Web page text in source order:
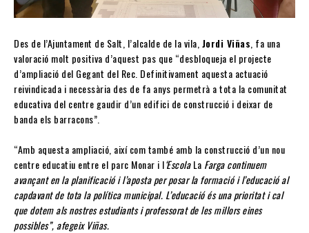
Des de l’Ajuntament de Salt, l’alcalde de la vila, Jordi Viñas , fa una
valoració molt positiva d’aquest pas que “desbloqueja el projecte
d’ampliació del Gegant del Rec. Definitivament aquesta actuació
reivindicada i necessària des de fa anys permetrà a tota la comunitat
educativa del centre gaudir d’un edifici de construcció i deixar de
banda els barracons”.
“Amb aquesta ampliació, així com també amb la construcció d’un nou
centre educatiu entre el parc Monar i l‘EscolaLa Farga continuem
avançant en la planificació i l’aposta per posar la formació i l’educació al
capdavant de tota la política municipal. L’educació és una prioritat i cal
que dotem als nostres estudiants i professorat de les millors eines
possibles”, afegeix Viñas.